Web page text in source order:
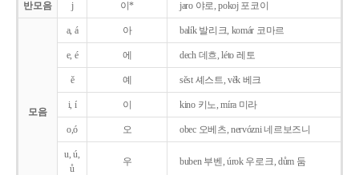
반모음 j 이* jaro 야로, pokoj 포코이
모음
a, á 아 balík 발리크, komár 코마르
e, é 에 dech 데흐, léto 레토
ě 예 sěst 셰스트, věk 베크
i, í 이 kino 키노, míra 미라
o,ó 오 obec 오베츠, nervózni 네르보즈니
u, ú,
ů
우 buben 부벤, úrok 우로크, dům 둠